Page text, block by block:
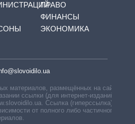
ПРАВО
ФИНАНСЫ
ЭКОНОМИКА
материалов, размещённых на сайте,
ссылки (для интернет-изданий —
Ссылка (гиперссылка)
от полного либо частичного